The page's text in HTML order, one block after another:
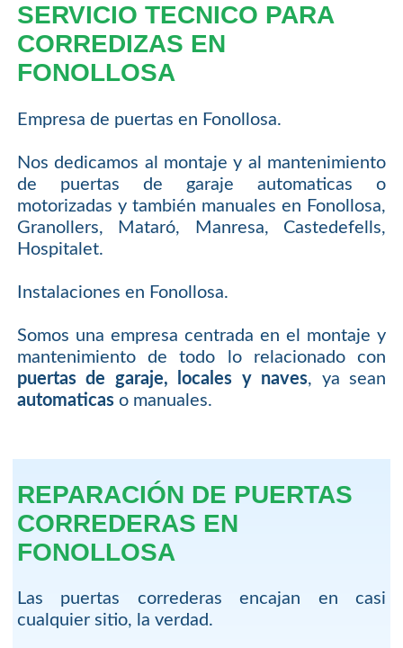
SERVICIO TECNICO PARA
CORREDIZAS EN
FONOLLOSA
Empresa de puertas en Fonollosa.
Nos dedicamos al montaje y al mantenimiento
de puertas de garaje automaticas o
motorizadas y también manuales en Fonollosa,
Granollers, Mataró, Manresa, Castedefells,
Hospitalet.
Instalaciones en Fonollosa.
Somos una empresa centrada en el montaje y
mantenimiento de todo lo relacionado con
puertas de garaje, locales y naves, ya sean
automaticaso manuales.
REPARACIÓN DE PUERTAS
CORREDERAS EN
FONOLLOSA
Las puertas correderas encajan en casi
cualquier sitio, la verdad.